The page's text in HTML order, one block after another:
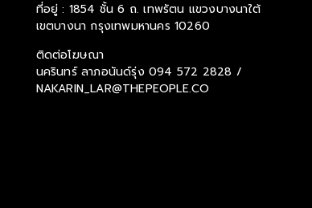
ที่อยู่ : 1854 ชั้น 6 ถ. เทพรัตน แขวงบางนาใต้
เขตบางนา กรุงเทพมหานคร 10260
ติดต่อโฆษณา
นครินทร์ ลาภอนันด์รุ่ง 094 572 2828 /
NAKARIN_LAR@THEPEOPLE.CO